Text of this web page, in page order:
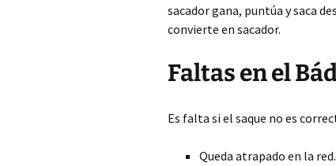
sacador gana, puntúa y saca
convierte en sacador.
Faltas en el
Es falta si el saque no es
Queda atrapado en la red.